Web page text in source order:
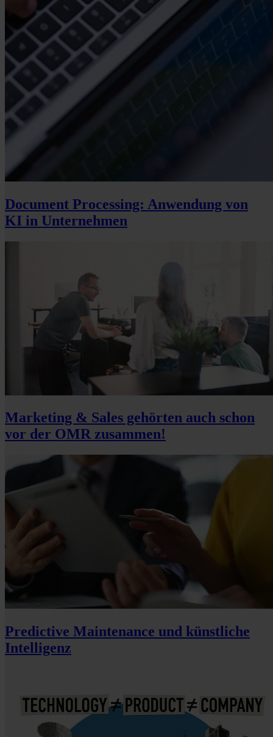
Document Processing: Anwendung von
KI in Unternehmen
Marketing & Sales gehörten auch schon
vor der OMR zusammen!
Predictive Maintenance und künstliche
Intelligenz